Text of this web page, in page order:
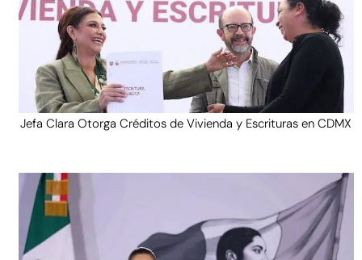
Jefa Clara Otorga Créditos de Vivienda y Escrituras en CDMX